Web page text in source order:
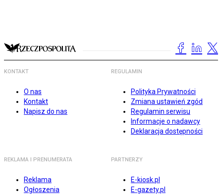
KONTAKT
O nas
Kontakt
Napisz do nas
REGULAMIN
Polityka Prywatności
Zmiana ustawień zgód
Regulamin serwisu
Informacje o nadawcy
Deklaracja dostępności
REKLAMA I PRENUMERATA
Reklama
Ogłoszenia
PARTNERZY
E-kiosk.pl
E-gazety.pl